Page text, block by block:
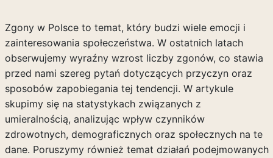
Zgony w Polsce to temat, który budzi wiele emocji i
zainteresowania społeczeństwa. W ostatnich latach
obserwujemy wyraźny wzrost liczby zgonów, co stawia
przed nami szereg pytań dotyczących przyczyn oraz
sposobów zapobiegania tej tendencji. W artykule
skupimy się na statystykach związanych z
umieralnością, analizując wpływ czynników
zdrowotnych, demograficznych oraz społecznych na te
dane. Poruszymy również temat działań podejmowanych